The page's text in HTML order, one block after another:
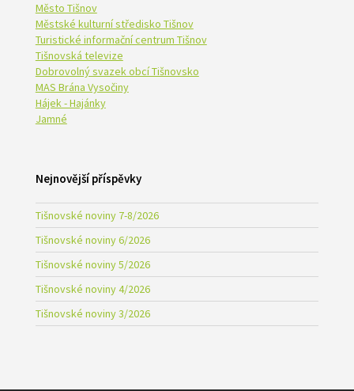
Město Tišnov
Městské kulturní středisko Tišnov
Turistické informační centrum Tišnov
Tišnovská televize
Dobrovolný svazek obcí Tišnovsko
MAS Brána Vysočiny
Hájek - Hajánky
Jamné
Nejnovější příspěvky
Tišnovské noviny 7-8/2026
Tišnovské noviny 6/2026
Tišnovské noviny 5/2026
Tišnovské noviny 4/2026
Tišnovské noviny 3/2026